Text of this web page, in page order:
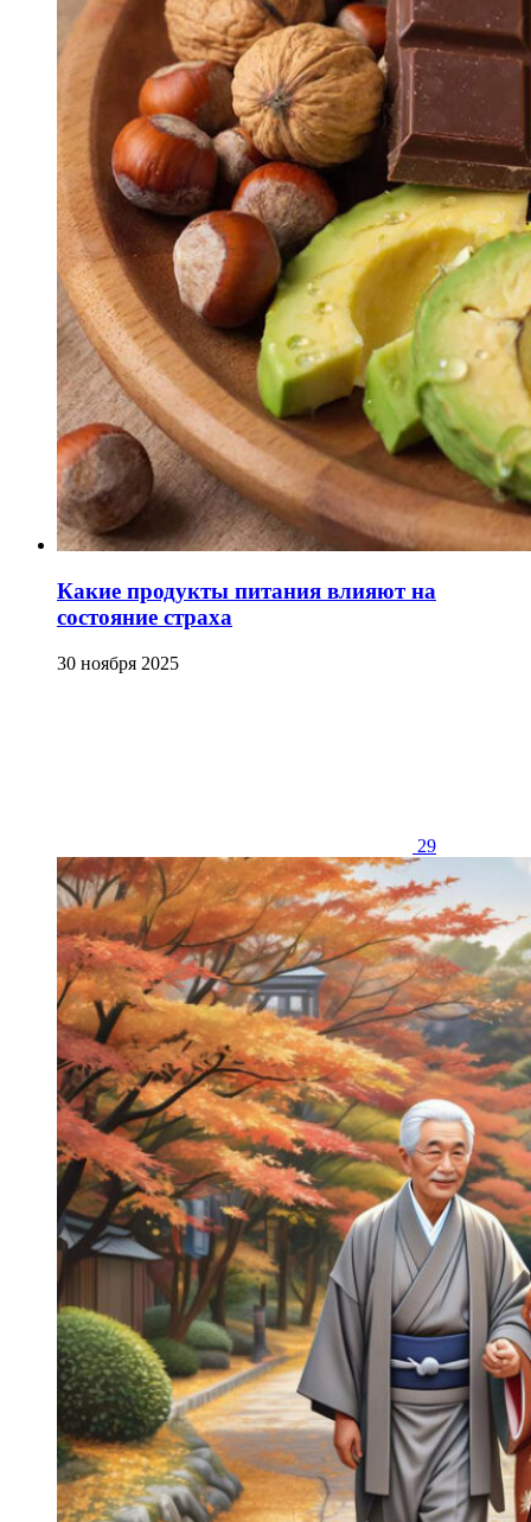
Какие продукты питания влияют на
состояние страха
30 ноября 2025
29